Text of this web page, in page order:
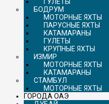
БОДРУМ
МОТОРНЫЕ ЯХТЫ
ПАРУСНЫЕ ЯХТЫ
КАТАМАРАНЫ
ГУЛЕТЫ
КРУПНЫЕ ЯХТЫ
ИЗМИР
МОТОРНЫЕ ЯХТЫ
КАТАМАРАНЫ
СТАМБУЛ
МОТОРНЫЕ ЯХТЫ
ГОРОДА ОАЭ